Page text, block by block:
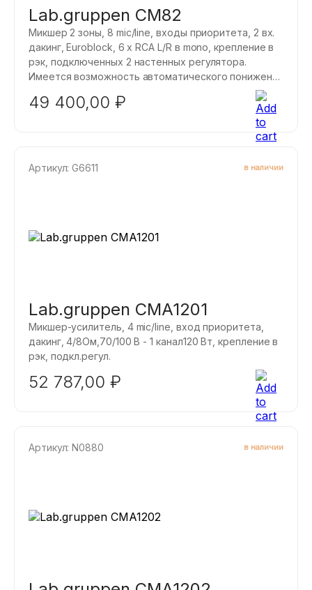
Lab.gruppen CM82
Микшер 2 зоны, 8 mic/line, входы приоритета, 2 вх.
дакинг, Euroblock, 6 x RCA L/R в mono, крепление в
рэк, подключенных 2 настенных регулятора.
Имеется возможность автоматического понижения
громкости сигналов 2-4 каналов от микрофона 1
канала, а также от внешнего сигнала управления.
49 400,00 ₽
Артикул: G6611 в наличии
Lab.gruppen CMA1201
Микшер-усилитель, 4 mic/line, вход приоритета,
дакинг, 4/8Ом,70/100 B - 1 канал120 Вт, крепление в
рэк, подкл.регул.
52 787,00 ₽
Артикул: N0880 в наличии